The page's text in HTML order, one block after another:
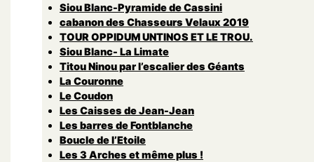
Siou Blanc-Pyramide de Cassini
cabanon des Chasseurs Velaux 2019
TOUR OPPIDUM UNTINOS ET LE TROU.
Siou Blanc- La Limate
Titou Ninou par l’escalier des Géants
La Couronne
Le Coudon
Les Caisses de Jean-Jean
Les barres de Fontblanche
Boucle de l’Etoile
Les 3 Arches et même plus !